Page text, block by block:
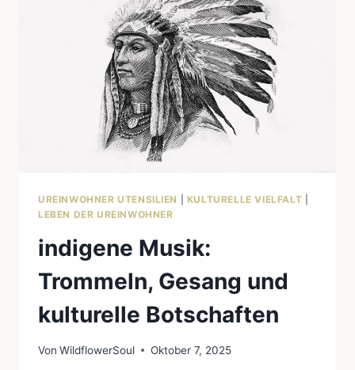
UREINWOHNER UTENSILIEN KULTURELLE VIELFALT
LEBEN DER UREINWOHNER
indigene Musik:
Trommeln, Gesang und
kulturelle Botschaften
Von WildflowerSoul Oktober 7, 2025